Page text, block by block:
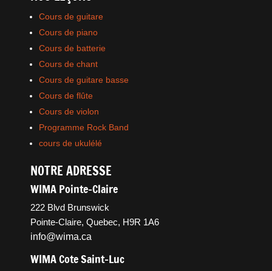
Cours de guitare
Cours de piano
Cours de batterie
Cours de chant
Cours de guitare basse
Cours de flûte
Cours de violon
Programme Rock Band
cours de ukulélé
NOTRE ADRESSE
WIMA Pointe-Claire
222 Blvd Brunswick
Pointe-Claire, Quebec, H9R 1A6
info@wima.ca
WIMA Cote Saint-Luc